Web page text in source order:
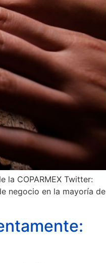
la COPARMEX Twitter:
negocio en la mayoría de